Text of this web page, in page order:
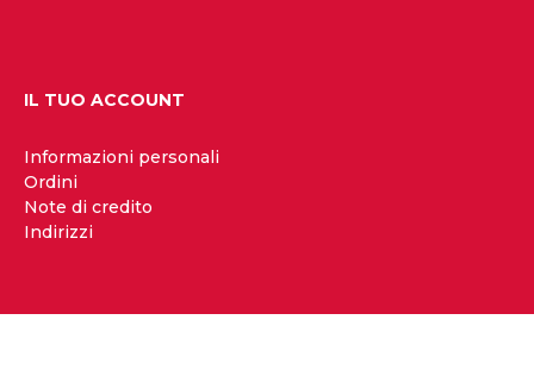
IL TUO ACCOUNT
Informazioni personali
Ordini
Note di credito
Indirizzi